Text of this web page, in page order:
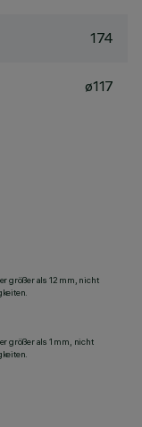
174
ø117
größer als 12 mm, nicht
größer als 1 mm, nicht